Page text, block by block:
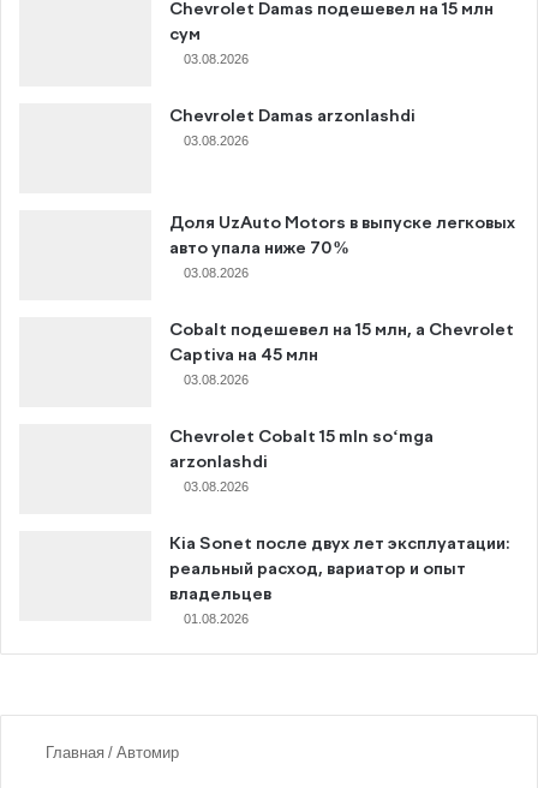
Chevrolet Damas подешевел на 15 млн
сум
03.08.2026
Chevrolet Damas arzonlashdi
03.08.2026
Доля UzAuto Motors в выпуске легковых
авто упала ниже 70%
03.08.2026
Cobalt подешевел на 15 млн, а Chevrolet
Captiva на 45 млн
03.08.2026
Chevrolet Cobalt 15 mln so‘mga
arzonlashdi
03.08.2026
Kia Sonet после двух лет эксплуатации:
реальный расход, вариатор и опыт
владельцев
01.08.2026